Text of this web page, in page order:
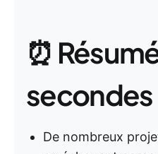
⏰
secondes
De nombreux